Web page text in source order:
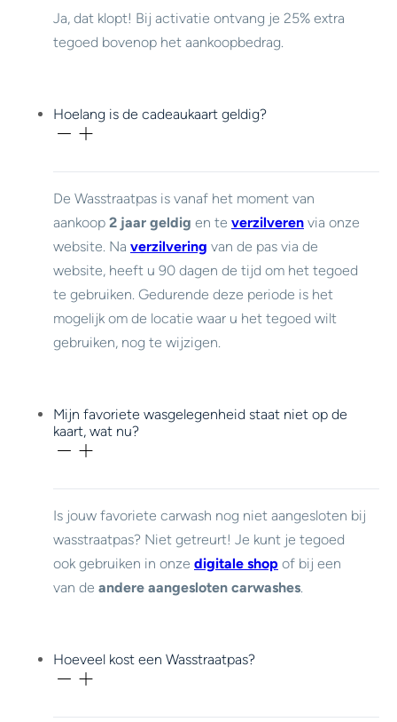
Ja, dat klopt! Bij activatie ontvang je 25% extra
tegoed bovenop het aankoopbedrag.
Hoelang is de cadeaukaart geldig?
De Wasstraatpas is vanaf het moment van
aankoop 2 jaar geldig en te verzilveren via onze
website. Na verzilvering van de pas via de
website, heeft u 90 dagen de tijd om het tegoed
te gebruiken. Gedurende deze periode is het
mogelijk om de locatie waar u het tegoed wilt
gebruiken, nog te wijzigen.
Mijn favoriete wasgelegenheid staat niet op de
kaart, wat nu?
Is jouw favoriete carwash nog niet aangesloten bij
wasstraatpas? Niet getreurt! Je kunt je tegoed
ook gebruiken in onze digitale shop of bij een
van de andere aangesloten carwashes.
Hoeveel kost een Wasstraatpas?